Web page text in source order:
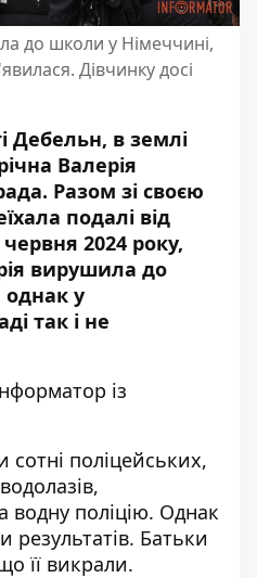
до школи у Німеччині,
Дівчинку досі
Дебельн, в землі
Валерія
Разом зі своєю
подалі від
червня 2024 року,
вирушила до
однак у
так і не
із
поліцейських,
водолазів,
водну поліцію. Однак
Батьки
її викрали.